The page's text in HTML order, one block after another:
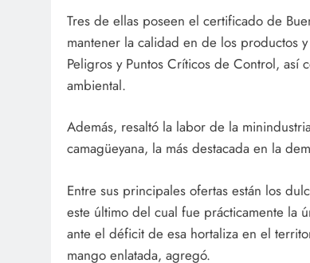
Tres de ellas poseen el certificado de
mantener la calidad en de los productos
Peligros y Puntos Críticos de Control,
ambiental.
Además, resaltó la labor de la
camagüeyana, la más destacada en la
Entre sus principales ofertas están los
este último del cual fue prácticamente la
ante el déficit de esa hortaliza en el
mango enlatada, agregó.